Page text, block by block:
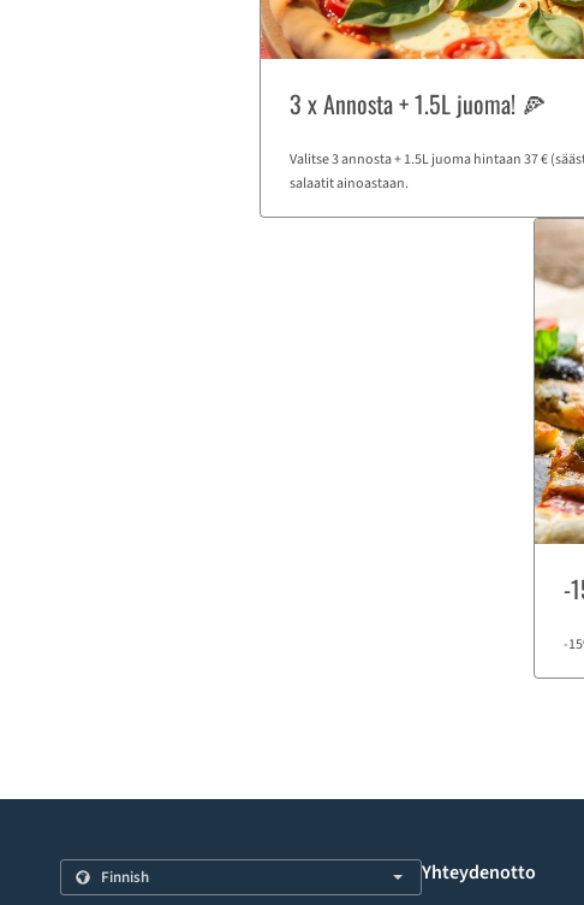
3 x Annosta + 1.5L juoma! 🍕
Valitse 3 annosta + 1.5L juoma hintaan 37 €
salaatit ainoastaan.
-
-
Yhteydenotto